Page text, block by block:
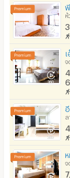
ห้
จ
ล
ห
จ